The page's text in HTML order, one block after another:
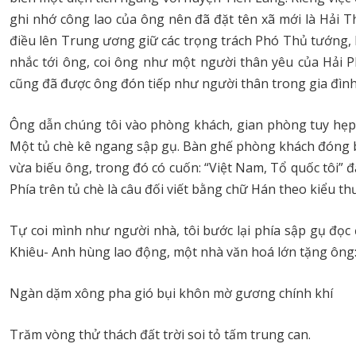
ghi nhớ công lao của ông nên đã đặt tên xã mới là Hải
điều lên Trung ương giữ các trọng trách Phó Thủ
nhắc tới ông, coi ông như một người thân yêu của Hải
cũng đã được ông đón tiếp như người thân trong gia
Ông dẫn chúng tôi vào phòng khách, gian phòng tuy
Một tủ chè kê ngang sập gụ. Bàn ghế phòng khách
vừa biếu ông, trong đó có cuốn: “Việt Nam, Tổ quốc tôi”
Phía trên tủ chè là câu đối viết bằng chữ Hán theo kiểu
Tự coi mình như người nhà, tôi bước lại phía sập gụ
Khiêu- Anh hùng lao động, một nhà văn hoá lớn tặng ông:
Ngàn dặm xông pha gió bụi khôn mờ gương chính khí
Trăm vòng thử thách đất trời soi tỏ tấm trung can.